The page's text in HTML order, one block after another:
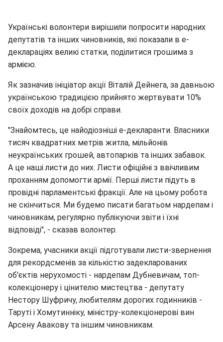
Українські волонтери вирішили попросити народних
депутатів та інших чиновників, які показали в е-
деклараціях великі статки, поділитися грошима з
армією.
Як зазначив ініціатор акції Віталій Дейнега, за давньою
українською традицією прийнято жертвувати 10%
своїх доходів на добрі справи.
"Знайомтесь, це найодіозніші е-декларанти. Власники
тисяч квадратних метрів житла, мільйонів
неукраїнських грошей, автопарків та інших забавок.
А це наші листи до них. Листи офіційні з ввічливим
проханням допомогти армії. Перші листи підуть в
провідні парламентські фракції. Але на цьому робота
не скінчиться. Ми будемо писати багатьом нардепам і
чиновникам, регулярно публікуючи звіти і їхні
відповіді", - сказав волонтер.
Зокрема, учасники акції підготували листи-звернення
для рекордсменів за кількістю задекларованих
об'єктів нерухомості - нардепам Дубневичам, топ-
колекціонеру і цінителю мистецтва - депутату
Нестору Шуфричу, любителям дорогих годинників -
Таруті і Хомутинніку, міністру-колекціонерові вин
Арсену Авакову та іншим чиновникам.